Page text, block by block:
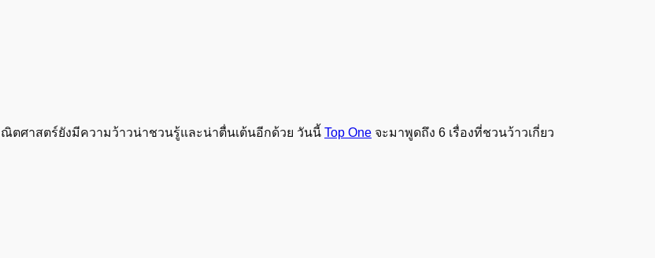
ตศาสตร์ยังมีความว้าวน่าชวนรู้และน่าตื่นเต้นอีกด้วย วันนี้ Top One จะมาพูดถึง 6 เรื่องที่ชวนว้าวเกี่ยว